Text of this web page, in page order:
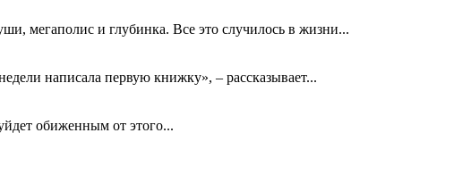
мегаполис и глубинка. Все это случилось в жизни...
написала первую книжку», – рассказывает...
обиженным от этого...